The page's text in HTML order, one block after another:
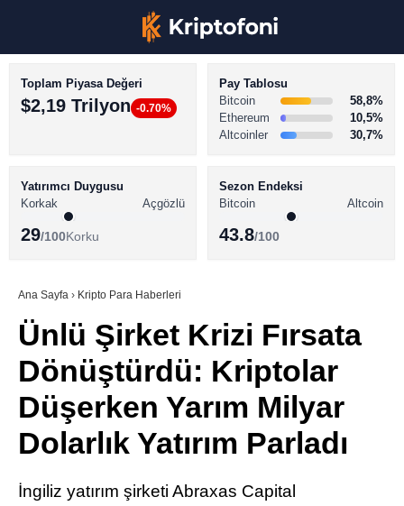
Youtube
TikTok
Pinterest
BİTCOİN HABERLERİ
ALTCOİN HABERLERİ
SÖZLÜK
Toplam Piyasa Değeri
$2,19 Trilyon -0.70%
Pay Tablosu
Bitcoin
58,8%
Ethereum
10,5%
Altcoinler
30,7%
Yatırımcı Duygusu
Korkak
Açgözlü
29/100Korku
Sezon Endeksi
Bitcoin
Altcoin
43.8/100
Ana Sayfa › Kripto Para Haberleri
Ünlü Şirket Krizi Fırsata
Dönüştürdü: Kriptolar
Düşerken Yarım Milyar
Dolarlık Yatırım Parladı
İngiliz yatırım şirketi Abraxas Capital